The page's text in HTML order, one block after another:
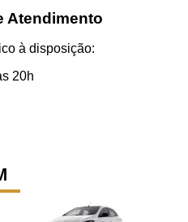
Atendimento
à disposição:
20h